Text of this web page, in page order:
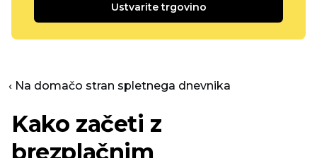
Ustvarite trgovino
‹ Na domačo stran spletnega dnevnika
Kako začeti z
brezplačnim